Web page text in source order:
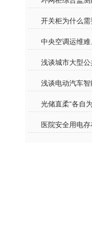
开关柜为什么需
浅谈电动汽车
医院安全用电